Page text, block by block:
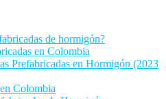
de hormigón?
en Colombia
Prefabricadas en Hormigón (2023
Colombia